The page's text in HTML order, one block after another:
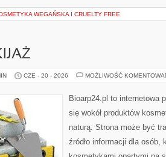
WEGAŃSKA I CRUELTY FREE
CZE - 20 - 2026 MOŻLIWOŚĆ
Bioarp24.pl to internetowa
się wokół produktów
naturą. Strona może być
źródło informacji dla osób,